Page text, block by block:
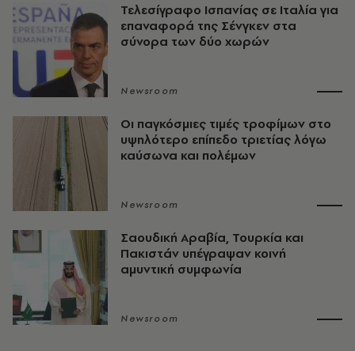
Τελεσίγραφο Ισπανίας σε Ιταλία για
επαναφορά της Σένγκεν στα
σύνορα των δύο χωρών
Newsroom
Οι παγκόσμιες τιμές τροφίμων στο
υψηλότερο επίπεδο τριετίας λόγω
καύσωνα και πολέμων
Newsroom
Σαουδική Αραβία, Τουρκία και
Πακιστάν υπέγραψαν κοινή
αμυντική συμφωνία
Newsroom